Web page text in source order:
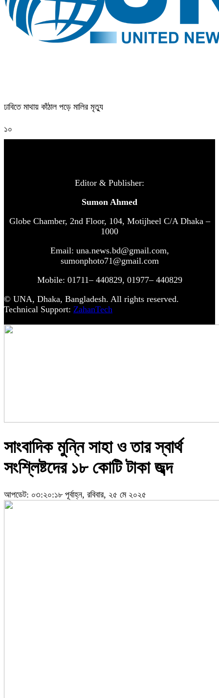
ঢাবিতে মাথায় কাঁঠাল পড়ে মালির মৃত্যু
১০
Editor & Publisher:
Sumon Ahmed
Globe Chamber, 2nd Floor, 104, Motijheel C/A Dhaka –
1000
Email: una.news.bd@gmail.com,
sumonphoto71@gmail.com
Mobile: 01711– 440829, 01977– 440829
© UNA, Dhaka, Bangladesh. All rights reserved.
Technical Support: ZahanTech
সাংবাদিক মুন্নি সাহা ও তার স্বার্থ
সংশ্লিষ্টদের ১৮ কোটি টাকা জব্দ
আপডেট: ০৩:২০:১৮ পূর্বাহ্ন, রবিবার, ২৫ মে ২০২৫